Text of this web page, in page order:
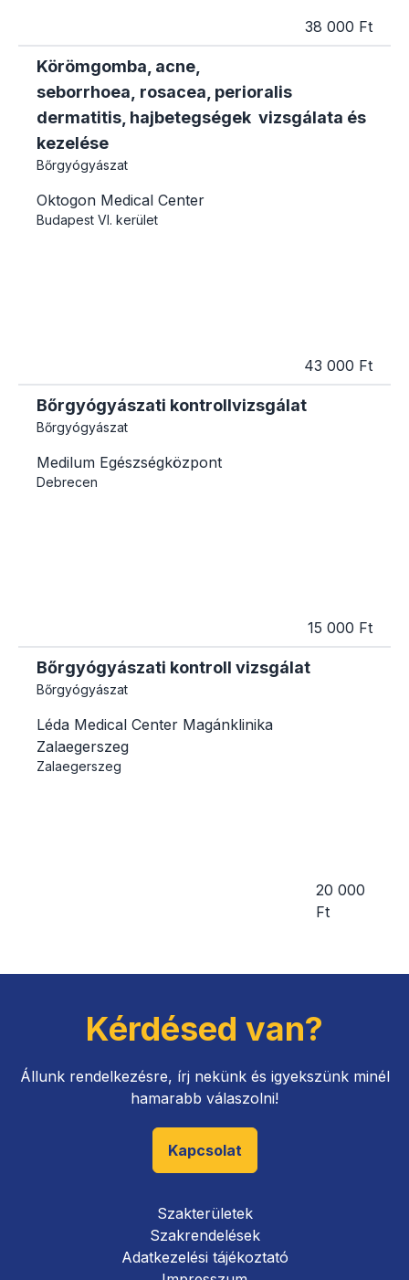
38 000 Ft
Körömgomba, acne,
seborrhoea, rosacea, perioralis
dermatitis, hajbetegségek vizsgálata és
kezelése
Bőrgyógyászat
Oktogon Medical Center
Budapest VI. kerület
43 000 Ft
Bőrgyógyászati kontrollvizsgálat
Bőrgyógyászat
Medilum Egészségközpont
Debrecen
15 000 Ft
Bőrgyógyászati kontroll vizsgálat
Bőrgyógyászat
Léda Medical Center Magánklinika
Zalaegerszeg
Zalaegerszeg
20 000
Ft
Kérdésed van?
Állunk rendelkezésre, írj nekünk és igyekszünk minél
hamarabb válaszolni!
Kapcsolat
Szakterületek
Szakrendelések
Adatkezelési tájékoztató